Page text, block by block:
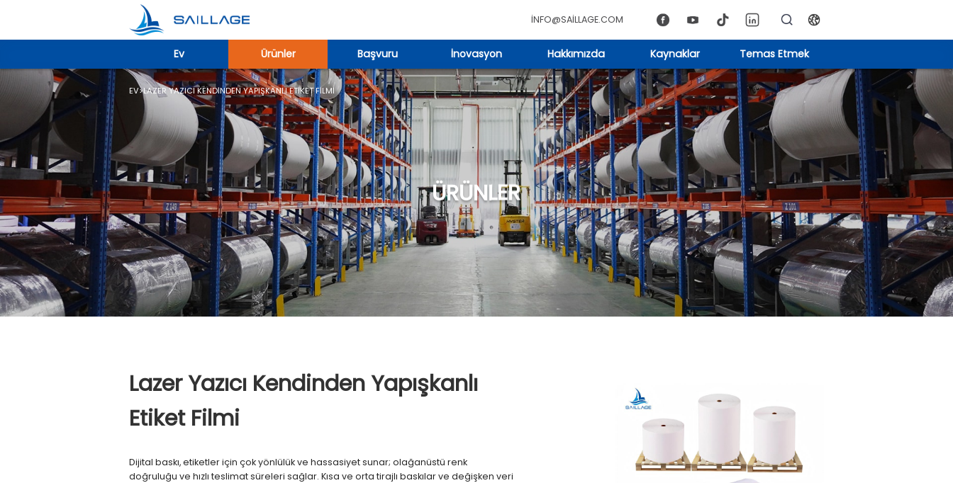
INFO@SAILLAGE.COM
Ev Ürünler Başvuru İnovasyon Hakkımızda Kaynaklar Temas Etmek
ÜRÜNLER
EV>LAZER YAZICI KENDINDEN YAPIŞKANLI ETIKET FILMI
Lazer Yazıcı Kendinden Yapışkanlı
Etiket Filmi
Dijital baskı, etiketler için çok yönlülük ve hassasiyet sunar; olağanüstü renk
doğruluğu ve hızlı teslimat süreleri sağlar. Kısa ve orta tirajlı baskılar ve değişken veri